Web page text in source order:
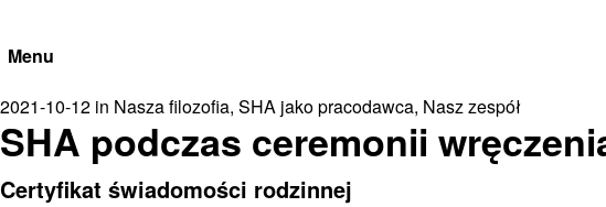
Menu
2021-10-12 in Nasza filozofia, SHA jako pracodawca, Nasz zespół
SHA podczas ceremonii
Certyfikat świadomości rodzinnej